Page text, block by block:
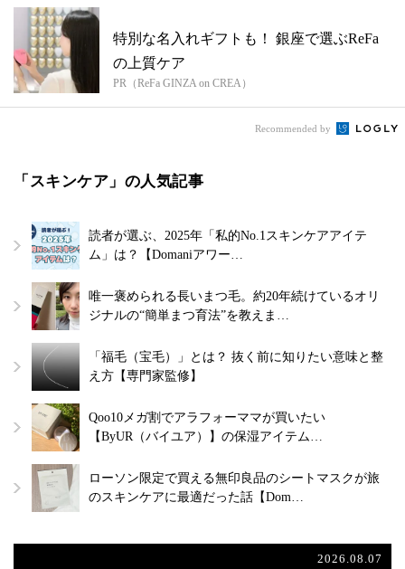
特別な名入れギフトも！ 銀座で選ぶReFa
の上質ケア
PR（ReFa GINZA on CREA）
Recommended by
「スキンケア」の人気記事
読者が選ぶ、2025年「私的No.1スキンケアアイテ
ム」は？【Domaniアワー…
唯一褒められる長いまつ毛。約20年続けているオリ
ジナルの“簡単まつ育法”を教えま…
「福毛（宝毛）」とは？ 抜く前に知りたい意味と整
え方【専門家監修】
Qoo10メガ割でアラフォーママが買いたい
【ByUR（バイユア）】の保湿アイテム…
ローソン限定で買える無印良品のシートマスクが旅
のスキンケアに最適だった話【Dom…
2026.08.07